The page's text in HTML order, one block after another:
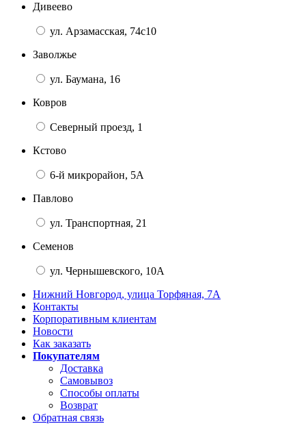
Дивеево
ул. Арзамасская, 74с10
Заволжье
ул. Баумана, 16
Ковров
Северный проезд, 1
Кстово
6-й микрорайон, 5А
Павлово
ул. Транспортная, 21
Семенов
ул. Чернышевского, 10А
Нижний Новгород, улица Торфяная, 7А
Контакты
Корпоративным клиентам
Новости
Как заказать
Покупателям
Доставка
Самовывоз
Способы оплаты
Возврат
Обратная связь